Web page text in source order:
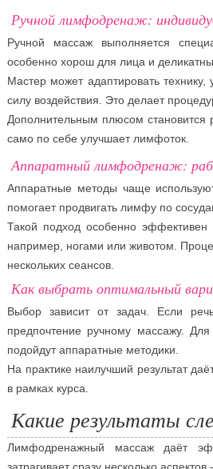
Ручной лимфодренаж:
Ручной массаж выполняется
особенно хорош для лица и
Мастер может адаптировать
силу воздействия. Это делает
Дополнительным плюсом
само по себе улучшает лимфоток.
Аппаратный лимфодренаж:
Аппаратные методы чаще
помогает продвигать лимфу по
Такой подход особенно
например, ногами или животом.
нескольких сеансов.
Как выбрать оптимальный
Выбор зависит от задач. Если
предпочтение ручному массажу.
подойдут аппаратные методики.
На практике наилучший результат
в рамках курса.
Какие результаты
Лимфодренажный массаж даёт